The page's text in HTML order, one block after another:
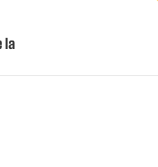
header-icon-text
account
la